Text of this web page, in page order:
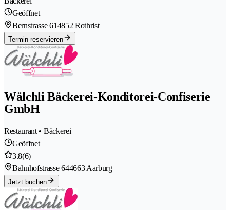
Geöffnet
Bernstrasse 614852 Rothrist
Termin reservieren
Wälchli Bäckerei-Konditorei-Confiserie
GmbH
Restaurant • Bäckerei
Geöffnet
3.8(6)
Bahnhofstrasse 644663 Aarburg
Jetzt buchen